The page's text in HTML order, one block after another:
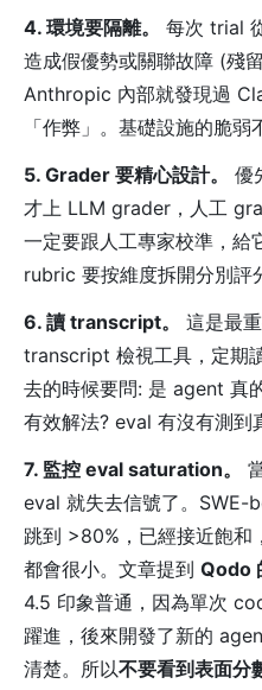
4. 環境要隔離。
每次 trial
造成假優勢或關聯故障 (殘
Anthropic 內部就發現過
「作弊」。基礎設施的脆弱
5. Grader 要精心設計。
優
才上 LLM grader，人工
一定要跟人工專家校準，給
rubric 要按維度拆開分別評
6. 讀 transcript。
這是最
transcript 檢視工具，定期
去的時候要問: 是 agent 真
有效解法? eval 有沒有測到
7. 監控 eval saturation。
eval 就失去信號了。SWE-
跳到 >80%，已經接近飽和
都會很小。文章提到 Qodo
4.5 印象普通，因為單次
躍進，後來開發了新的
清楚。所以不要看到表面分